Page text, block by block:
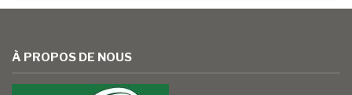
À PROPOS DE NOUS